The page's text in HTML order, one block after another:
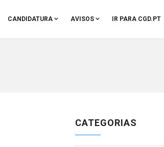
CANDIDATURA AVISOS IR PARA CGD.PT
CATEGORIAS